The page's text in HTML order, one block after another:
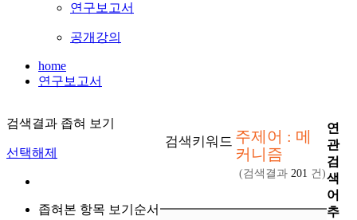
연구보고서
공개강의
home
연구보고서
검색결과 좁혀 보기
선택해제
좁혀본 항목 보기순서
검색키워드 주제어 : 메
커니즘
(검색결과 201 건)
연
관
검
색
어
추